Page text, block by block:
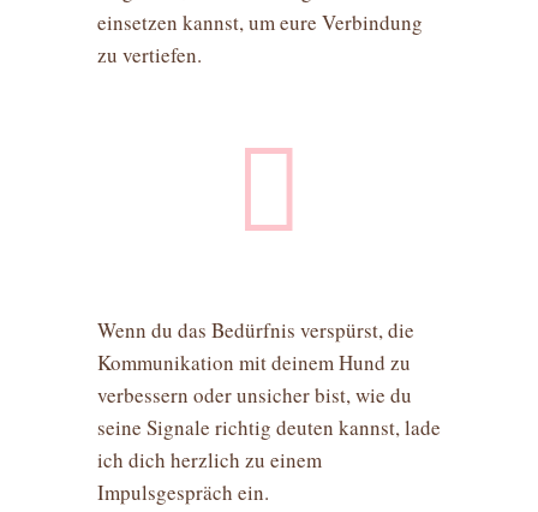
einsetzen kannst, um eure Verbindung
zu vertiefen.

Wenn du das Bedürfnis verspürst, die
Kommunikation mit deinem Hund zu
verbessern oder unsicher bist, wie du
seine Signale richtig deuten kannst, lade
ich dich herzlich zu einem
Impulsgespräch ein.